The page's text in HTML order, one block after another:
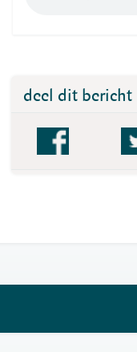
deel dit bericht